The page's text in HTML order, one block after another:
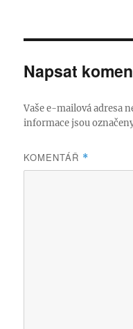
Napsat
Vaše e-mailová adresa
informace jsou
KOMENTÁŘ *